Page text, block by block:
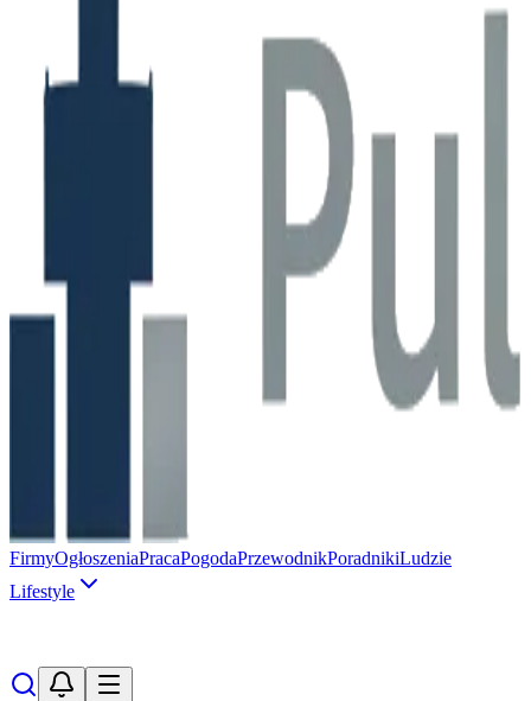
FirmyOgłoszeniaPracaPogodaPrzewodnikPoradnikiLudzie
Lifestyle